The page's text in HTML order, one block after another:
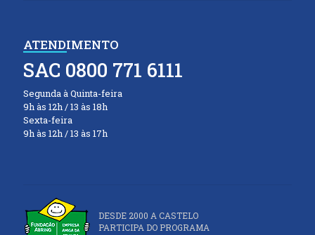
ATENDIMENTO
SAC 0800 771 6111
Segunda à Quinta-feira
9h às 12h / 13 às 18h
Sexta-feira
9h às 12h / 13 às 17h
DESDE 2000 A CASTELO
PARTICIPA DO PROGRAMA